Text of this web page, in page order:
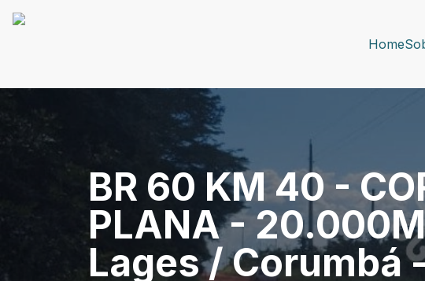
Home
BR 60 KM 40 -
PLANA -
Lages / Corumbá